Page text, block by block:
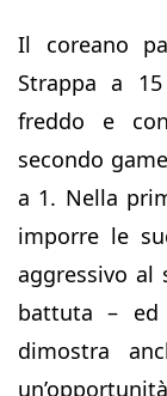
Il coreano
Strappa a
freddo e
secondo
a 1. Nella
imporre le
aggressivo al
battuta – ed
dimostra